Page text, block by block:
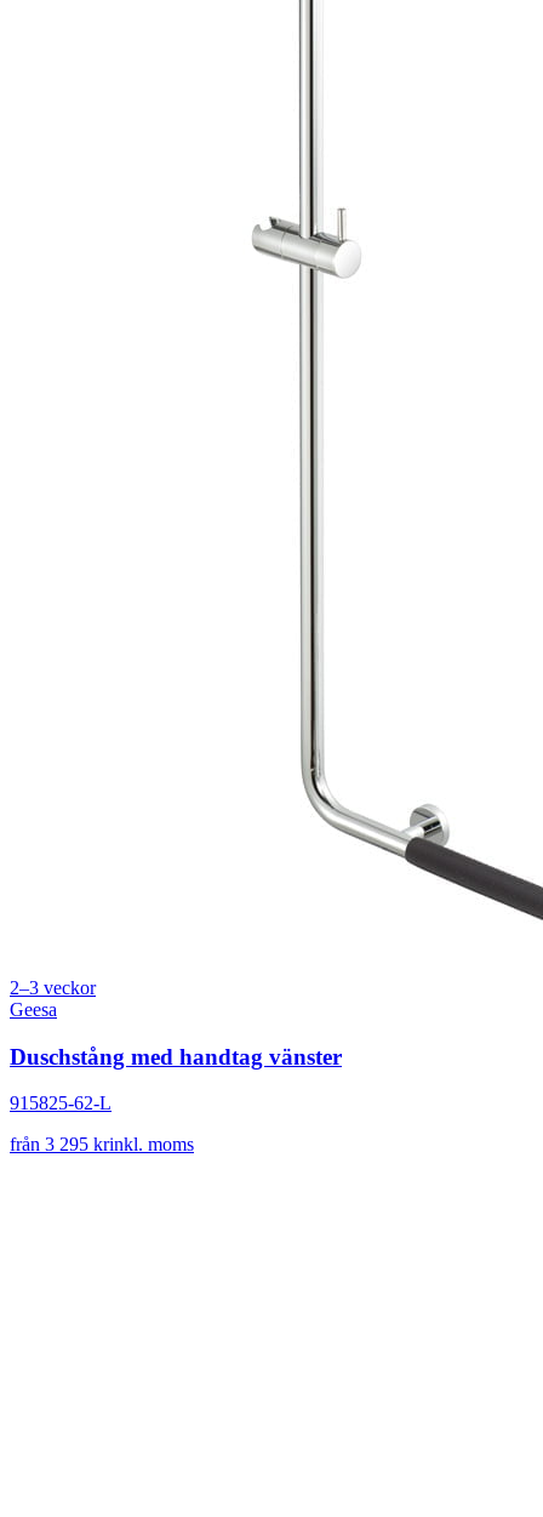
2–3 veckor
Geesa
Duschstång med handtag vänster
915825-62-L
från 3 295 krinkl. moms